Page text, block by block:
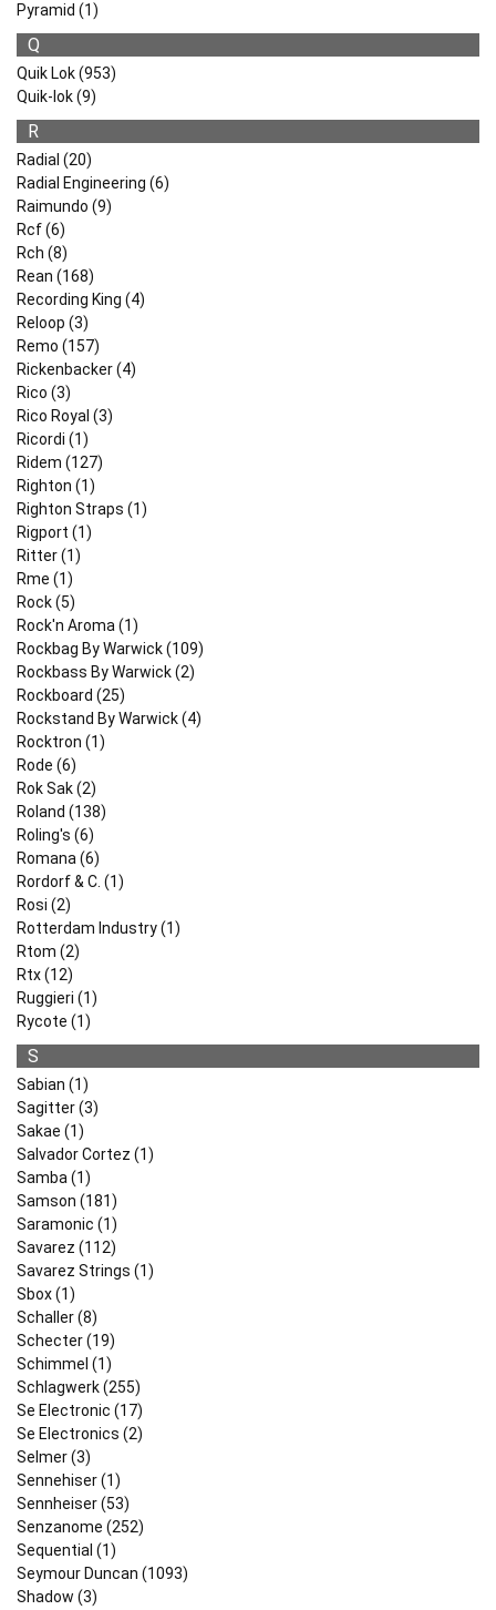
Pyramid (1)
Q
Quik Lok (953)
Quik-lok (9)
R
Radial (20)
Radial Engineering (6)
Raimundo (9)
Rcf (6)
Rch (8)
Rean (168)
Recording King (4)
Reloop (3)
Remo (157)
Rickenbacker (4)
Rico (3)
Rico Royal (3)
Ricordi (1)
Ridem (127)
Righton (1)
Righton Straps (1)
Rigport (1)
Ritter (1)
Rme (1)
Rock (5)
Rock'n Aroma (1)
Rockbag By Warwick (109)
Rockbass By Warwick (2)
Rockboard (25)
Rockstand By Warwick (4)
Rocktron (1)
Rode (6)
Rok Sak (2)
Roland (138)
Roling's (6)
Romana (6)
Rordorf & C. (1)
Rosi (2)
Rotterdam Industry (1)
Rtom (2)
Rtx (12)
Ruggieri (1)
Rycote (1)
S
Sabian (1)
Sagitter (3)
Sakae (1)
Salvador Cortez (1)
Samba (1)
Samson (181)
Saramonic (1)
Savarez (112)
Savarez Strings (1)
Sbox (1)
Schaller (8)
Schecter (19)
Schimmel (1)
Schlagwerk (255)
Se Electronic (17)
Se Electronics (2)
Selmer (3)
Sennehiser (1)
Sennheiser (53)
Senzanome (252)
Sequential (1)
Seymour Duncan (1093)
Shadow (3)